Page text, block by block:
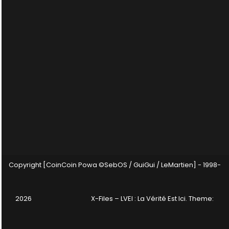
Copyright [CoinCoin Powa ©SebOS / GuiGui / LeMartien] - 1998-
2026 X-Files – LVEI : La Vérité Est Ici. Theme: